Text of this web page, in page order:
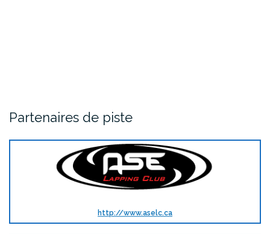
Partenaires de piste
http://www.aselc.ca